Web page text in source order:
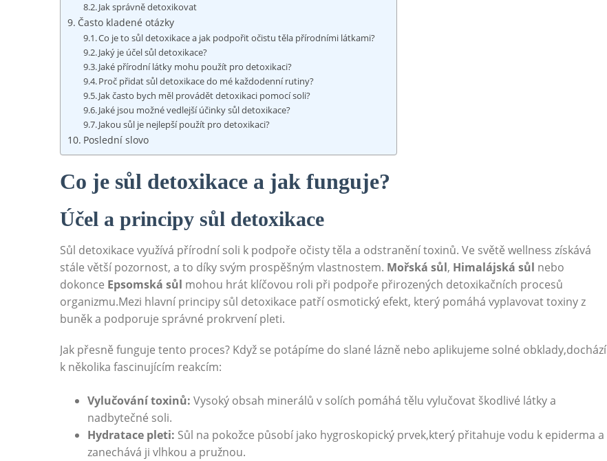
Jak správně detoxikovat
Často ⁤kladené otázky
Co je to ⁣sůl detoxikace a jak podpořit očistu těla ⁢přírodními látkami?
Jaký je účel sůl ‍detoxikace?
Jaké​ přírodní látky mohu použít ⁢pro detoxikaci?
Proč⁤ přidat sůl detoxikace do⁢ mé ⁢každodenní rutiny?
Jak často bych měl provádět‍ detoxikaci pomocí soli?
Jaké jsou ‌možné vedlejší ⁢účinky sůl detoxikace?
Jakou sůl ​je nejlepší⁤ použít ⁤pro detoxikaci?
Poslední slovo
Co je sůl detoxikace ⁣a jak funguje?
Účel a principy ​sůl detoxikace
Sůl ⁤detoxikace využívá přírodní‌ soli ‌k podpoře⁣ očisty⁢ těla a odstranění toxinů. Ve světě wellness‍ získává
stále ⁣větší pozornost, a ‌to ‌díky svým ⁣prospěšným​ vlastnostem.​ Mořská sůl, Himalájská​ sůl nebo
dokonce Epsomská sůl mohou hrát klíčovou roli při podpoře přirozených detoxikačních procesů
organizmu.Mezi ⁤hlavní principy ‌sůl detoxikace patří⁤ osmotický efekt, který pomáhá vyplavovat toxiny z
buněk a podporuje správné prokrvení pleti. ⁤
Jak přesně funguje tento proces?‍ Když se potápíme do slané lázně nebo aplikujeme ⁢solné obklady,dochází
k několika fascinujícím ⁤reakcím:
Vylučování​ toxinů: Vysoký obsah⁢ minerálů v‌ solích ‌pomáhá tělu ‌vylučovat škodlivé látky‌ a
nadbytečné soli.
Hydratace pleti: Sůl na⁣ pokožce působí jako⁤ hygroskopický⁣ prvek,který ​přitahuje vodu k epiderma a
zanechává ji‌ vlhkou a pružnou.